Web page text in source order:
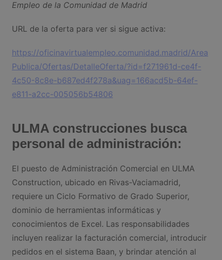
Empleo de la Comunidad de Madrid
URL de la oferta para ver si sigue activa:
https://oficinavirtualempleo.comunidad.madrid/Area
Publica/Ofertas/DetalleOferta/?id=f271961d-ce4f-
4c50-8c8e-b687ed4f278a&uag=166acd5b-64ef-
e811-a2cc-005056b54806
ULMA construcciones busca
personal de administración:
El puesto de Administración Comercial en ULMA
Construction, ubicado en Rivas-Vaciamadrid,
requiere un Ciclo Formativo de Grado Superior,
dominio de herramientas informáticas y
conocimientos de Excel. Las responsabilidades
incluyen realizar la facturación comercial, introducir
pedidos en el sistema Baan, y brindar atención al